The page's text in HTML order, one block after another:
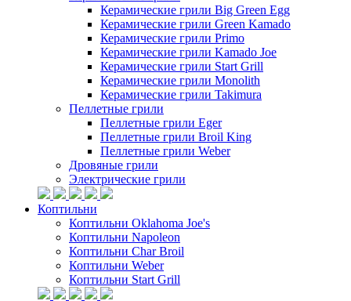
Керамические грили Big Green Egg
Керамические грили Green Kamado
Керамические грили Primo
Керамические грили Kamado Joe
Керамические грили Start Grill
Керамические грили Monolith
Керамические грили Takimura
Пеллетные грили
Пеллетные грили Eger
Пеллетные грили Broil King
Пеллетные грили Weber
Дровяные грили
Электрические грили
Коптильни
Коптильни Oklahoma Joe's
Коптильни Napoleon
Коптильни Char Broil
Коптильни Weber
Коптильни Start Grill